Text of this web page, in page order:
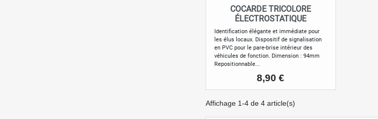
Aperçu rapide
COCARDE TRICOLORE
ÉLECTROSTATIQUE
Identification élégante et immédiate pour
les élus locaux. Dispositif de signalisation
en PVC pour le pare-brise intérieur des
véhicules de fonction. Dimension : 94mm
Repositionnable...
Prix
8,90 €
Affichage 1-4 de 4 article(s)